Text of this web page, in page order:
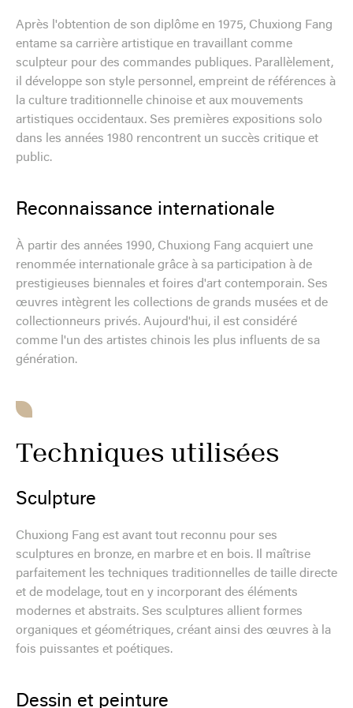
Après l'obtention de son diplôme en 1975, Chuxiong Fang
entame sa carrière artistique en travaillant comme
sculpteur pour des commandes publiques. Parallèlement,
il développe son style personnel, empreint de références à
la culture traditionnelle chinoise et aux mouvements
artistiques occidentaux. Ses premières expositions solo
dans les années 1980 rencontrent un succès critique et
public.
Reconnaissance internationale
À partir des années 1990, Chuxiong Fang acquiert une
renommée internationale grâce à sa participation à de
prestigieuses biennales et foires d'art contemporain. Ses
œuvres intègrent les collections de grands musées et de
collectionneurs privés. Aujourd'hui, il est considéré
comme l'un des artistes chinois les plus influents de sa
génération.
Techniques utilisées
Sculpture
Chuxiong Fang est avant tout reconnu pour ses
sculptures en bronze, en marbre et en bois. Il maîtrise
parfaitement les techniques traditionnelles de taille directe
et de modelage, tout en y incorporant des éléments
modernes et abstraits. Ses sculptures allient formes
organiques et géométriques, créant ainsi des œuvres à la
fois puissantes et poétiques.
Dessin et peinture